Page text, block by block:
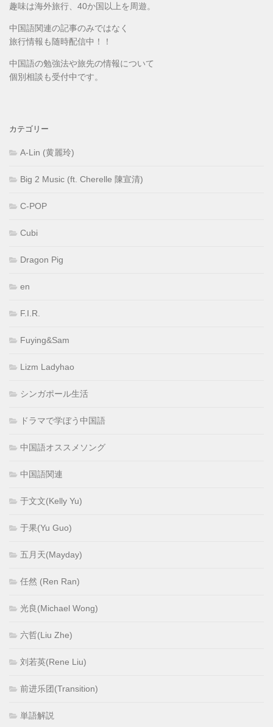
趣味は海外旅行、40か国以上を周遊。
中国語関連の記事のみではなく
旅行情報も随時配信中！！
中国語の勉強法や旅先の情報について
個別相談も受付中です。
カテゴリー
A-Lin (黄麗玲)
Big 2 Music (ft. Cherelle 陳宣清)
C-POP
Cubi
Dragon Pig
en
F.I.R.
Fuying&Sam
Lizm Ladyhao
シンガポール生活
ドラマで学ぼう中国語
中国語オススメソング
中国語関連
于文文(Kelly Yu)
于果(Yu Guo)
五月天(Mayday)
任然 (Ren Ran)
光良(Michael Wong)
六哲(Liu Zhe)
刘若英(Rene Liu)
前进乐团(Transition)
単語解説